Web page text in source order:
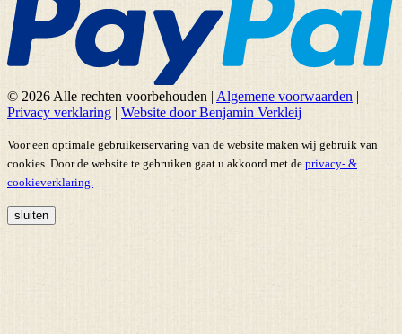
© 2026 Alle rechten voorbehouden | Algemene voorwaarden |
Privacy verklaring | Website door Benjamin Verkleij
Voor een optimale gebruikerservaring van de website maken wij gebruik van
cookies. Door de website te gebruiken gaat u akkoord met de privacy- &
cookieverklaring.
sluiten